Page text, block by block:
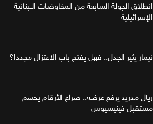
انطلاق الجولة السابعة من المفاوضات اللبنانية
الإسرائيلية
نيمار يثير الجدل.. فهل يفتح باب الاعتزال مجددا؟
ريال مدريد يرفع عرضه.. صراع الأرقام يحسم
مستقبل فينيسيوس